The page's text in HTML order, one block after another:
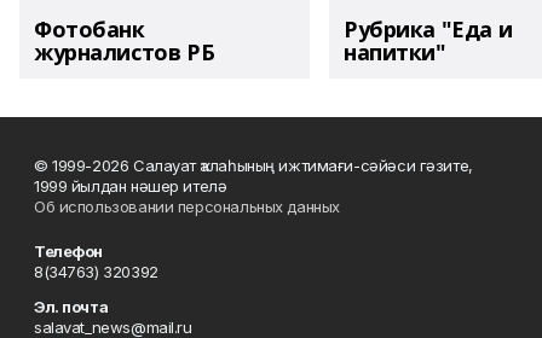
Фотобанк
журналистов РБ
Рубрика "Еда и
напитки"
© 1999-2026 Салауат ҡалаһының ижтимағи-сәйәси гәзите,
1999 йылдан нәшер ителә
Об использовании персональных данных
Телефон
8(34763) 320392
Эл. почта
salavat_news@mail.ru